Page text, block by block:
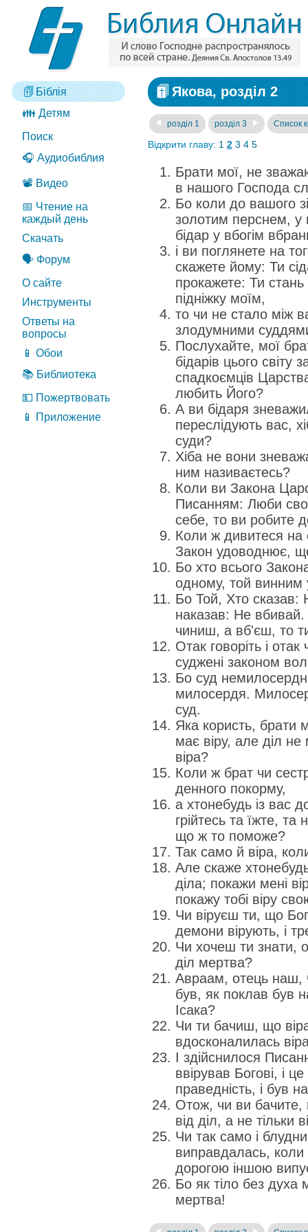
Біблія
👪 Детям
Поиск
🎧 Аудиобиблия
📽️ Видео
📅 Чтение на
каждый день
Скачать
🗣️ Форум
О сайте
Инструменты
Ответы на
вопросы
📱 Обои
📚 Библиотека
💵 Пожертвовать
📱 Приложение
Якова, розділ 2
розділ 1 розділ 3 Список
Відкрити главу: 1 2 3 4 5
Брати мої, не
в нашого Господа
Бо коли до вашого
золотим перснем, у
бідар у вбогім
і ви поглянете на
скажете йому: Ти
прокажете: Ти стань
підніжку моїм,
то чи не стало між
злодумними
Послухайте, мої
бідарів цього світу
спадкоємців
любить Його?
А ви бідаря
переслідують вас,
суди?
Хіба не вони
ним називаєтесь?
Коли ви Закона
Писанням: Люби
себе, то ви робите
Коли ж дивитеся на
Закон удоводнює,
Бо хто всього
одному, той винним
Бо Той, Хто сказав:
наказав: Не
чиниш, а вб'єш, то
Отак говоріть і
суджені законом
Бо суд
милосердя.
суд.
Яка користь, брати
має віру, але діл
віра?
Коли ж брат чи
денного покорму,
а хтонебудь із вас
грійтесь та їжте, та
що ж то поможе?
Так само й віра,
Але скаже
діла; покажи мені
покажу тобі віру
Чи віруєш ти, що
демони вірують, і
Чи хочеш ти знати,
діл мертва?
Авраам, отець наш,
був, як поклав був
Ісака?
Чи ти бачиш, що
вдосконалилась
І здійснилося
ввірував Богові, і
праведність, і був
Отож, чи ви
від діл, а не тільки
Чи так само і
виправдалась, коли
дорогою іншою
Бо як тіло без духа
мертва!